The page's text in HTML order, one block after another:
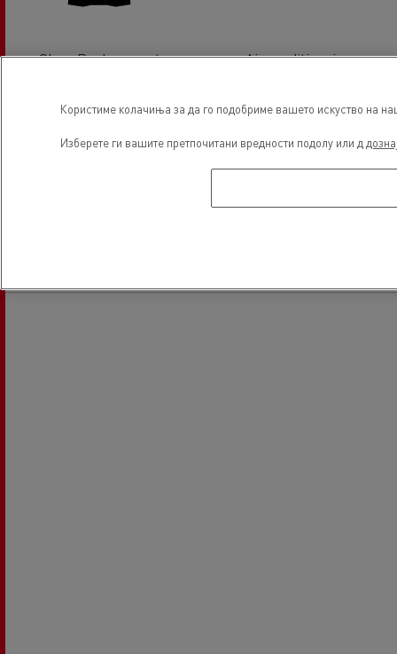
Glass Replacement Air conditionning
Користиме колачиња за да го подобриме вашето искуство на
Изберете ги вашите претпочитани вредности подолу или д